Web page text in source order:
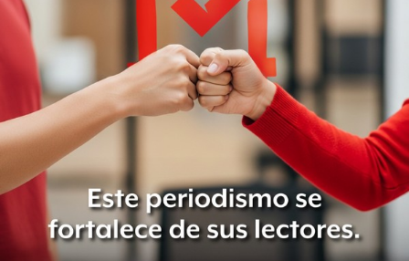
crimen organizado, sin embargo, estiman que el tiempo
de muerte de las víctimas es de ocho a 12 meses y que
entre ellos se encuentra el de una mujer.
Las investigaciones están a cargo de la Procuraduría
General de la República (PGR), ya que el hallazgo de los 18
cuerpos fue hecho por elementos del Ejército.